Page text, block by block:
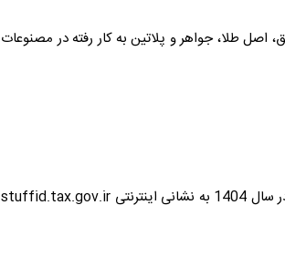
طلا،جواهرو پلاتین به کار رفته در مصنوعات
عات تمامی نرخ‌های مالیات بر ارزش افزوده کالاها و خدمات و تغییرات آنها در سال 1404 به نشانی اینترنتی stuffid.tax.gov.ir